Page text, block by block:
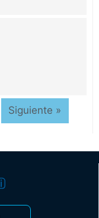
Siguiente »